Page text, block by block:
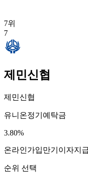
7위
7
제민신협
제민신협
유니온정기예탁금
3.80%
온라인가입만기이자지
순위 선택